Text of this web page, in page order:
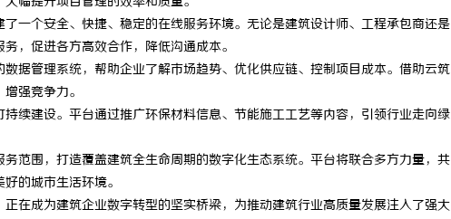
一个安全、快捷、稳定的在线服务环境。无论是建筑设计师、工程承包商还是
，促进各方高效合作，降低沟通成本。
据管理系统，帮助企业了解市场趋势、优化供应链、控制项目成本。借助云筑
强竞争力。
续建设。平台通过推广环保材料信息、节能施工工艺等内容，引领行业走向绿
范围，打造覆盖建筑全生命周期的数字化生态系统。平台将联合多方力量，共
的城市生活环境。
在成为建筑企业数字转型的坚实桥梁，为推动建筑行业高质量发展注入了强大